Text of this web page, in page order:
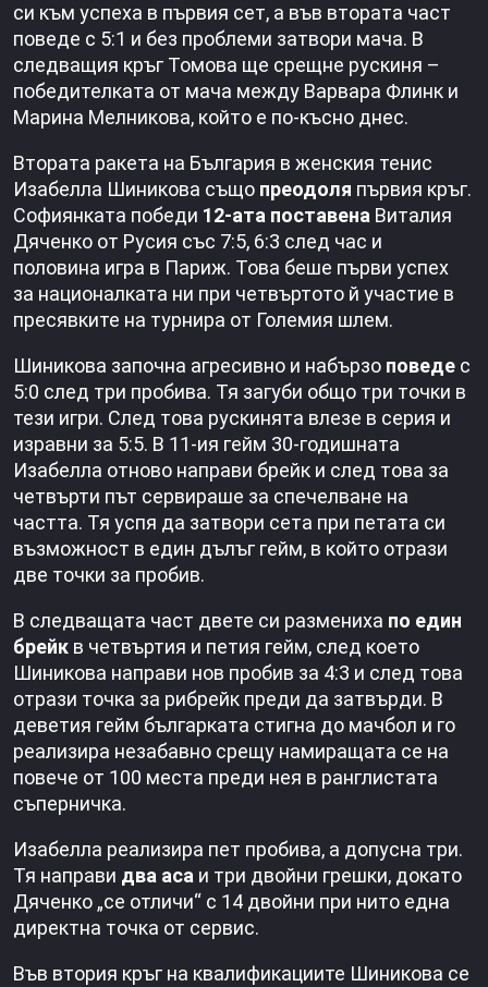
си към успеха в първия сет, а във втората част
поведе с 5:1 и без проблеми затвори мача. В
следващия кръг Томова ще срещне рускиня –
победителката от мача между Варвара Флинк и
Марина Мелникова, който е по-късно днес.
Втората ракета на България в женския тенис
Изабелла Шиникова също преодоля първия кръг.
Софиянката победи 12-ата поставена Виталия
Дяченко от Русия със 7:5, 6:3 след час и
половина игра в Париж. Това беше първи успех
за националката ни при четвъртото й участие в
пресявките на турнира от Големия шлем.
Шиникова започна агресивно и набързо поведе с
5:0 след три пробива. Тя загуби общо три точки в
тези игри. След това рускинята влезе в серия и
изравни за 5:5. В 11-ия гейм 30-годишната
Изабелла отново направи брейк и след това за
четвърти път сервираше за спечелване на
частта. Тя успя да затвори сета при петата си
възможност в един дълъг гейм, в който отрази
две точки за пробив.
В следващата част двете си размениха по един
брейк в четвъртия и петия гейм, след което
Шиникова направи нов пробив за 4:3 и след това
отрази точка за рибрейк преди да затвърди. В
деветия гейм българката стигна до мачбол и го
реализира незабавно срещу намиращата се на
повече от 100 места преди нея в ранглистата
съперничка.
Изабелла реализира пет пробива, а допусна три.
Тя направи два аса и три двойни грешки, докато
Дяченко „се отличи“ с 14 двойни при нито една
директна точка от сервис.
Във втория кръг на квалификациите Шиникова се